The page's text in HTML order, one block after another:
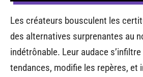
Les créateurs bousculent les
des alternatives surprenantes au
indétrônable. Leur audace
tendances, modifie les repères, et